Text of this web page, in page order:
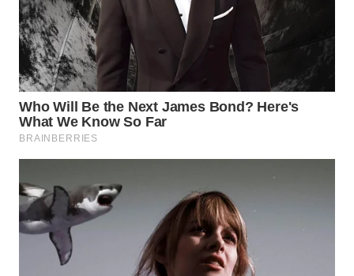
SUBANG
WN
SUKABUMI
WN
PURWAKARTA
PRIANGAN
TIMUR
WN
SEMARANG